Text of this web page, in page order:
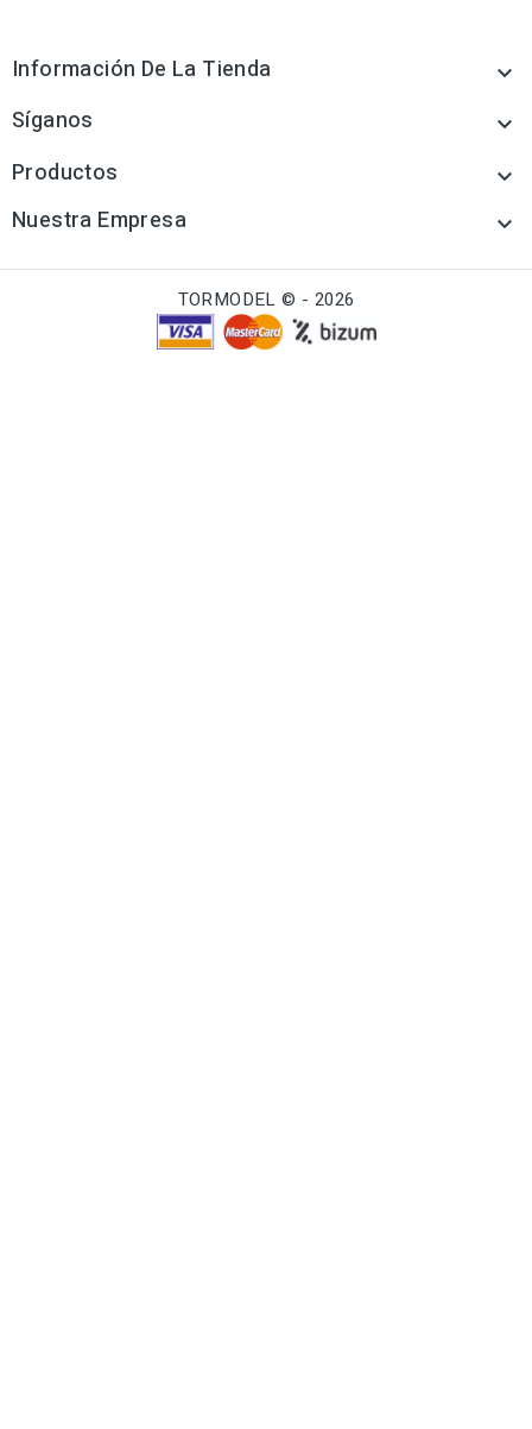
Información De La Tienda 
Síganos 
Productos 
Nuestra Empresa 
TORMODEL © - 2026